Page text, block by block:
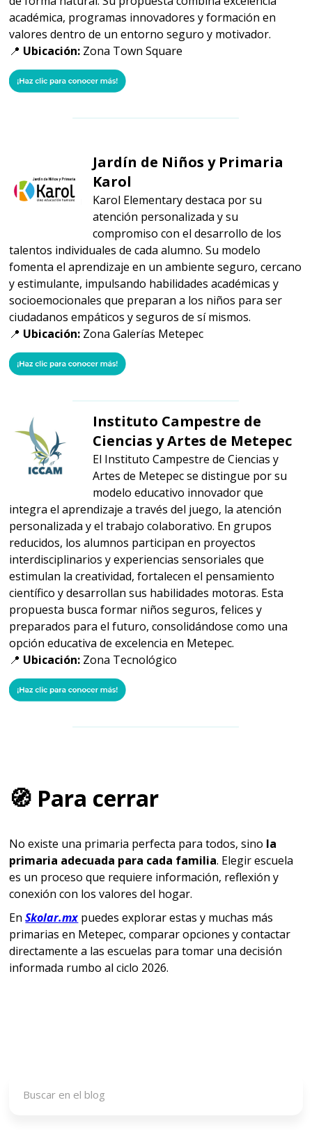
académica, programas innovadores y formación en
valores dentro de un entorno seguro y motivador.
📍 Ubicación: Zona Town Square
Jardín de Niños y Primaria
Karol
Karol Elementary destaca por su
atención personalizada y su
compromiso con el desarrollo de los
talentos individuales de cada alumno. Su modelo
fomenta el aprendizaje en un ambiente seguro, cercano
y estimulante, impulsando habilidades académicas y
socioemocionales que preparan a los niños para ser
ciudadanos empáticos y seguros de sí mismos.
📍 Ubicación: Zona Galerías Metepec
Instituto Campestre de
Ciencias y Artes de Metepec
El Instituto Campestre de Ciencias y
Artes de Metepec se distingue por su
modelo educativo innovador que
integra el aprendizaje a través del juego, la atención
personalizada y el trabajo colaborativo. En grupos
reducidos, los alumnos participan en proyectos
interdisciplinarios y experiencias sensoriales que
estimulan la creatividad, fortalecen el pensamiento
científico y desarrollan sus habilidades motoras. Esta
propuesta busca formar niños seguros, felices y
preparados para el futuro, consolidándose como una
opción educativa de excelencia en Metepec.
📍 Ubicación: Zona Tecnológico
🧭 Para cerrar
No existe una primaria perfecta para todos, sino la
primaria adecuada para cada familia. Elegir escuela
es un proceso que requiere información, reflexión y
conexión con los valores del hogar.
EnSkolar.mx puedes explorar estas y muchas más
primarias en Metepec, comparar opciones y contactar
directamente a las escuelas para tomar una decisión
informada rumbo al ciclo 2026.